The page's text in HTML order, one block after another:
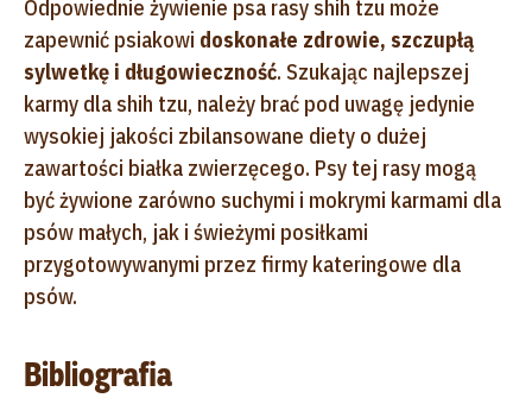
Odpowiednie żywienie psa rasy shih tzu może
zapewnić psiakowi doskonałe zdrowie, szczupłą
sylwetkę i długowieczność. Szukając najlepszej
karmy dla shih tzu, należy brać pod uwagę jedynie
wysokiej jakości zbilansowane diety o dużej
zawartości białka zwierzęcego. Psy tej rasy mogą
być żywione zarówno suchymi i mokrymi karmami dla
psów małych, jak i świeżymi posiłkami
przygotowywanymi przez firmy kateringowe dla
psów.
Bibliografia